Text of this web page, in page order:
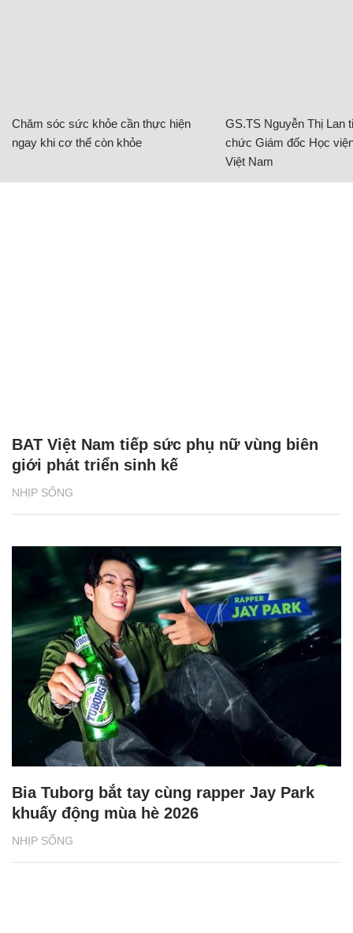
Chăm sóc sức khỏe cần thực hiện
ngay khi cơ thể còn khỏe
GS.TS Nguyễn Thị Lan
chức Giám đốc Học
Việt Nam
NHỊP SỐNG
BAT Việt Nam tiếp sức phụ nữ vùng biên
giới phát triển sinh kế
NHỊP SỐNG
Bia Tuborg bắt tay cùng rapper Jay Park
khuấy động mùa hè 2026